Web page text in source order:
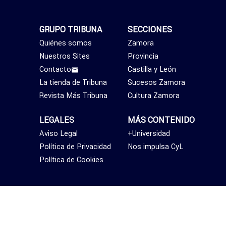
SECCIONES
Zamora
Provincia
Castilla y León
Sucesos Zamora
Cultura Zamora
MÁS CONTENIDO
+Universidad
Nos impulsa CyL
GRUPO TRIBUNA
Quiénes somos
Nuestros Sites
Contacto
La tienda de Tribuna
Revista Más Tribuna
LEGALES
Aviso Legal
Política de Privacidad
Política de Cookies